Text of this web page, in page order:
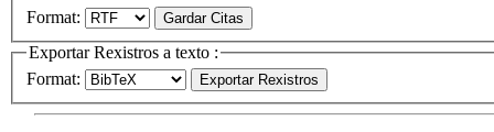
Format:
Exportar Rexistros a texto :
Format: